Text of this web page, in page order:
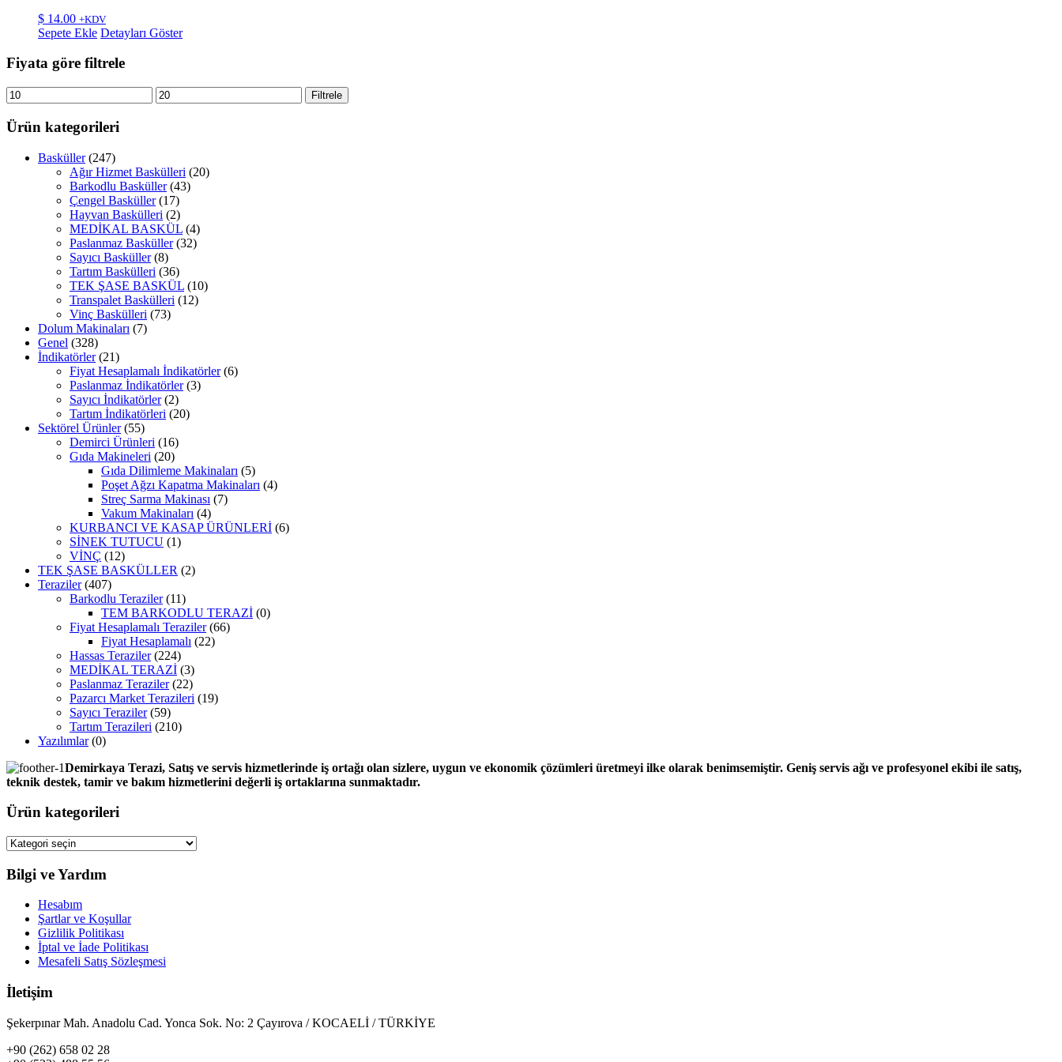
$ 14.00 +KDV
Sepete Ekle Detayları Göster
Fiyata göre filtrele
En
düşük
fiyat
En
yüksek
Filtrele
Ürün kategorileri
Basküller (247)
Ağır Hizmet Baskülleri (20)
Barkodlu Basküller (43)
Çengel Basküller (17)
Hayvan Baskülleri (2)
MEDİKAL BASKÜL (4)
Paslanmaz Basküller (32)
Sayıcı Basküller (8)
Tartım Baskülleri (36)
TEK ŞASE BASKÜL (10)
Transpalet Baskülleri (12)
Vinç Baskülleri (73)
Dolum Makinaları (7)
Genel (328)
İndikatörler (21)
Fiyat Hesaplamalı İndikatörler (6)
Paslanmaz İndikatörler (3)
Sayıcı İndikatörler (2)
Tartım İndikatörleri (20)
Sektörel Ürünler (55)
Demirci Ürünleri (16)
Gıda Makineleri (20)
Gıda Dilimleme Makinaları (5)
Poşet Ağzı Kapatma Makinaları (4)
Streç Sarma Makinası (7)
Vakum Makinaları (4)
KURBANCI VE KASAP ÜRÜNLERİ (6)
SİNEK TUTUCU (1)
VİNÇ (12)
TEK ŞASE BASKÜLLER (2)
Teraziler (407)
Barkodlu Teraziler (11)
TEM BARKODLU TERAZİ (0)
Fiyat Hesaplamalı Teraziler (66)
Fiyat Hesaplamalı (22)
Hassas Teraziler (224)
MEDİKAL TERAZİ (3)
Paslanmaz Teraziler (22)
Pazarcı Market Terazileri (19)
Sayıcı Teraziler (59)
Tartım Terazileri (210)
Yazılımlar (0)
Demirkaya Terazi, Satış ve servis hizmetlerinde iş ortağı olan sizlere, uygun ve ekonomik çözümleri üretmeyi ilke olarak benimsemiştir. Geniş servis ağı ve profesyonel ekibi ile satış,
teknik destek, tamir ve bakım hizmetlerini değerli iş ortaklarına sunmaktadır.
Ürün kategorileri
Bilgi ve Yardım
Hesabım
Şartlar ve Koşullar
Gizlilik Politikası
İptal ve İade Politikası
Mesafeli Satış Sözleşmesi
İletişim
Şekerpınar Mah. Anadolu Cad. Yonca Sok. No: 2 Çayırova / KOCAELİ / TÜRKİYE
+90 (262) 658 02 28